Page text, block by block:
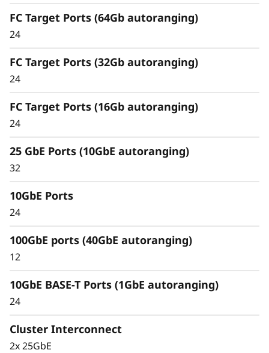
Gestión de datos
exhaustiva
cargas de trabajo de bloques, archivos y
objetos, localmente o en la nube, mediante
una experiencia de usuario eficiente y
transparente.
de trabajo y elimine cuellos de botella y silos de
FC Target Ports (64Gb autoranging)
24
FC Target Ports (32Gb autoranging)
24
FC Target Ports (16Gb autoranging)
24
25 GbE Ports (10GbE autoranging)
32
10GbE Ports
24
100GbE ports (40GbE autoranging)
12
10GbE BASE-T Ports (1GbE autoranging)
24
Cluster Interconnect
2x 25GbE